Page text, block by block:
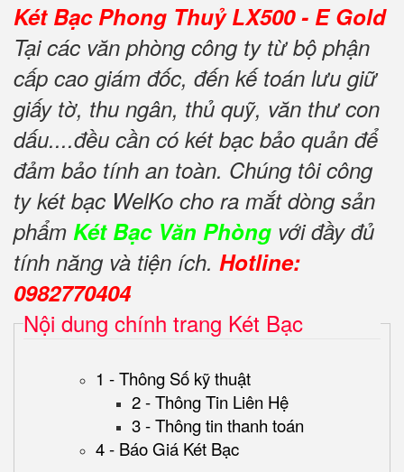
Két Bạc Phong Thuỷ LX500 - E Gold
Tại các văn phòng công ty từ bộ phận
cấp cao giám đốc, đến kế toán lưu giữ
giấy tờ, thu ngân, thủ quỹ, văn thư con
dấu....đều cần có két bạc bảo quản để
đảm bảo tính an toàn. Chúng tôi công
ty két bạc WelKo cho ra mắt dòng sản
phẩm Két Bạc Văn Phòng với đầy đủ
tính năng và tiện ích. Hotline:
0982770404
Nội dung chính trang Két Bạc
1 - Thông Số kỹ thuật
2 - Thông Tin Liên Hệ
3 - Thông tin thanh toán
4 - Báo Giá Két Bạc